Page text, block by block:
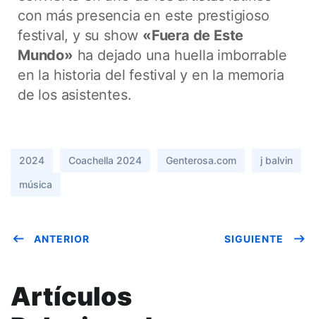
con más presencia en este prestigioso
festival, y su show «Fuera de Este
Mundo» ha dejado una huella imborrable
en la historia del festival y en la memoria
de los asistentes.
2024 Coachella 2024 Genterosa.com
j balvin
música
ANTERIOR SIGUIENTE
Artículos